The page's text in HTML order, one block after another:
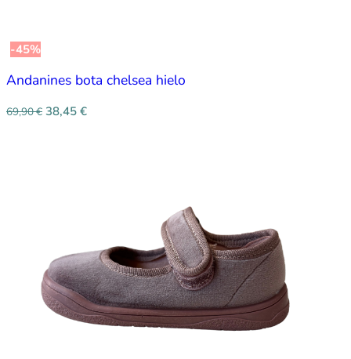
-45%
Andanines bota chelsea hielo
69,90€ 38,45 €